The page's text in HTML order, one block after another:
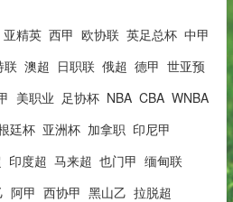
亚精英 西甲 欧协联 英足总杯 中甲
联 澳超 日职联 俄超 德甲 世亚预
美职业 足协杯 NBA CBA WNBA
廷杯 亚洲杯 加拿职 印尼甲
印度超 马来超 也门甲 缅甸联
阿甲 西协甲 黑山乙 拉脱超